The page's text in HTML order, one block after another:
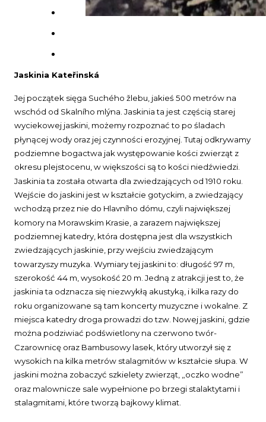
Jaskinia Kateřinská
Jej początek sięga Suchého žlebu, jakieś 500 metrów na
wschód od Skalního mlýna. Jaskinia ta jest częścią starej
wyciekowej jaskini, możemy rozpoznać to po śladach
płynącej wody oraz jej czynności erozyjnej. Tutaj odkrywamy
podziemne bogactwa jak występowanie kości zwierząt z
okresu plejstocenu, w większości są to kości niedźwiedzi.
Jaskinia ta została otwarta dla zwiedzających od 1910 roku.
Wejście do jaskini jest w kształcie gotyckim, a zwiedzający
wchodzą przez nie do Hlavního dómu, czyli największej
komory na Morawskim Krasie, a zarazem największej
podziemnej katedry, która dostępna jest dla wszystkich
zwiedzających jaskinie, przy wejściu zwiedzającym
towarzyszy muzyka. Wymiary tej jaskini to: długość 97 m,
szerokość 44 m, wysokość 20 m. Jedną z atrakcji jest to, że
jaskinia ta odznacza się niezwykłą akustyką, i kilka razy do
roku organizowane są tam koncerty muzyczne i wokalne. Z
miejsca katedry droga prowadzi do tzw. Nowej jaskini, gdzie
można podziwiać podświetlony na czerwono twór-
Czarownicę oraz Bambusowy lasek, który utworzył się z
wysokich na kilka metrów stalagmitów w kształcie słupa. W
jaskini można zobaczyć szkielety zwierząt, „oczko wodne”
oraz malownicze sale wypełnione po brzegi stalaktytami i
stalagmitami, które tworzą bajkowy klimat.